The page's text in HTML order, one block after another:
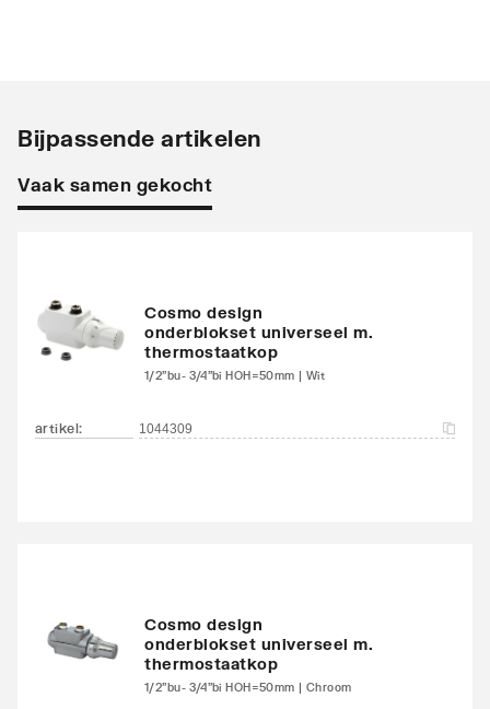
Warmteafgifte EN 442
20°C - 55/45
Warmteafgifte 20°C -
70/40
1021
laboratorium
Standaard kleur Ja
Bijpassende artikelen
Vaak samen gekocht
Cosmo design
onderblokset universeel m.
thermostaatkop
1/2"bu- 3/4"bi HOH=50mm | Wit
artikel: 1044309
Cosmo design
onderblokset universeel m.
thermostaatkop
1/2"bu- 3/4"bi HOH=50mm | Chroom